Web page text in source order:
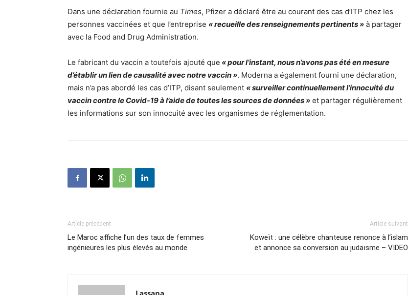
Dans une déclaration fournie au Times, Pfizer a déclaré être au courant des cas d’ITP chez les
personnes vaccinées et que l’entreprise « recueille des renseignements pertinents » à partager
avec la Food and Drug Administration.
Le fabricant du vaccin a toutefois ajouté que « pour l’instant, nous n’avons pas été en mesure
d’établir un lien de causalité avec notre vaccin ». Moderna a également fourni une déclaration,
mais n’a pas abordé les cas d’ITP, disant seulement « surveiller continuellement l’innocuité du
vaccin contre le Covid-19 à l’aide de toutes les sources de données » et partager régulièrement
les informations sur son innocuité avec les organismes de réglementation.
Article précédent
Le Maroc affiche l’un des taux de femmes
ingénieures les plus élevés au monde
Article suivant
Koweït : une célèbre chanteuse renonce à l’islam
et annonce sa conversion au judaïsme – VIDEO
Lassana